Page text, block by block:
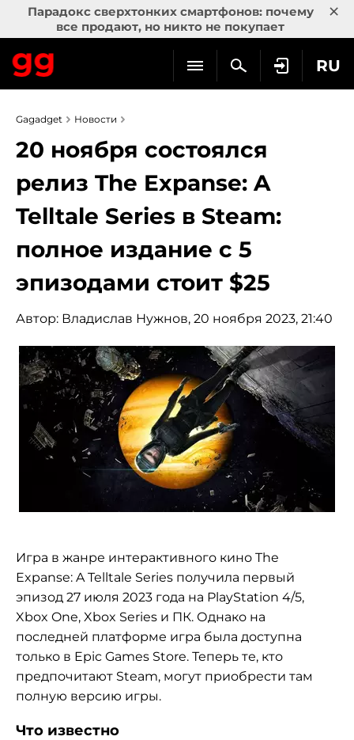
Парадокс сверхтонких смартфонов: почему
все продают, но никто не покупает
×
RU
Gagadget Новости
20 ноября состоялся
релиз The Expanse: A
Telltale Series в Steam:
полное издание с 5
эпизодами стоит $25
Автор: Владислав Нужнов, 20 ноября 2023, 21:40
Игра в жанре интерактивного кино The
Expanse: A Telltale Series получила первый
эпизод 27 июля 2023 года на PlayStation 4/5,
Xbox One, Xbox Series и ПК. Однако на
последней платформе игра была доступна
только в Epic Games Store. Теперь те, кто
предпочитают Steam, могут приобрести там
полную версию игры.
Что известно